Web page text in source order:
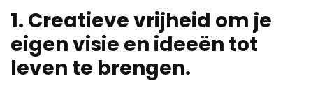
1. Creatieve vrijheid om je
eigen visie en ideeën tot
leven te brengen.